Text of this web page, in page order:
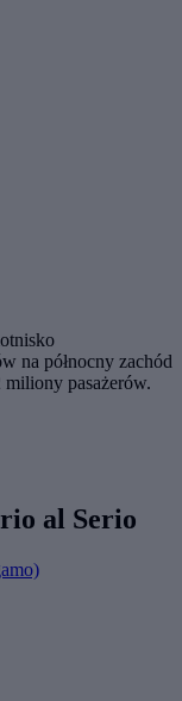
na północny zachód
pasażerów.
al Serio